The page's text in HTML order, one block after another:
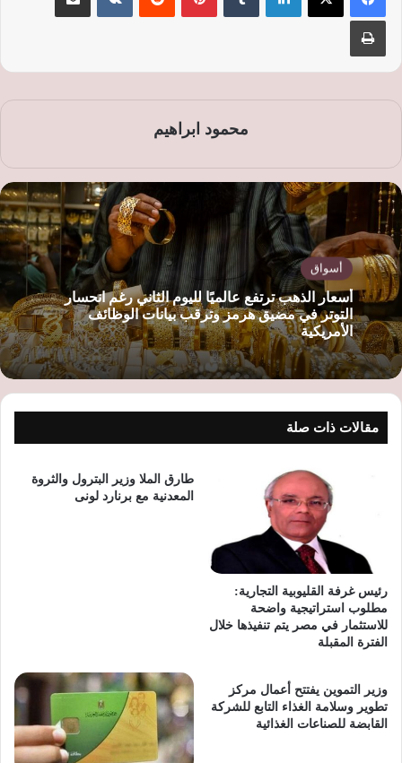
محمود ابراهيم
أسواق
أسعار الذهب ترتفع عالميًا لليوم الثاني رغم انحسار
التوتر في مضيق هرمز وترقب بيانات الوظائف
الأمريكية
مقالات ذات صلة
رئيس غرفة القليوبية التجارية:
مطلوب استراتيجية واضحة
للاستثمار في مصر يتم تنفيذها خلال
الفترة المقبلة
طارق الملا وزير البترول والثروة
المعدنية مع برنارد لونى
وزير التموين يفتتح أعمال مركز
تطوير وسلامة الغذاء التابع للشركة
القابضة للصناعات الغذائية